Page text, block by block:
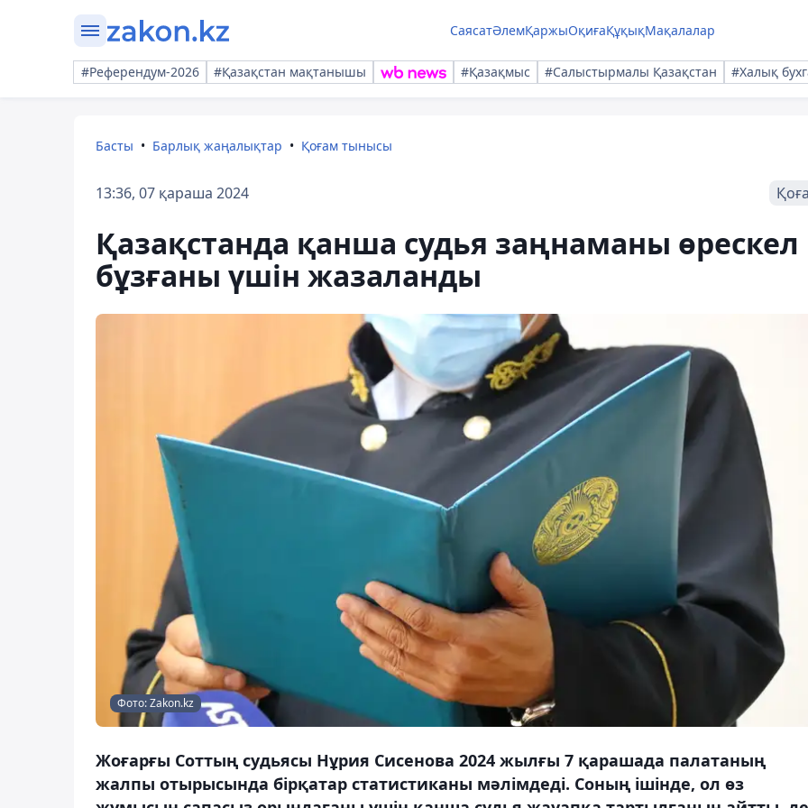
СаясатӘлемҚаржыОқиғаҚұқықМақалалар
#Референдум-2026 #Қазақстан мақтанышы #Қазақмыс #Салыстырмалы Қазақстан #Халық
Басты Барлық жаңалықтар Қоғам тынысы
13:36, 07 қараша 2024
Қазақстанда қанша судья заңнаманы өрескел
бұзғаны үшін жазаланды
Фото: Zakon.kz
Жоғарғы Соттың судьясы Нұрия Сисенова 2024 жылғы 7 қарашада палатаның
жалпы отырысында бірқатар статистиканы мәлімдеді. Соның ішінде, ол өз